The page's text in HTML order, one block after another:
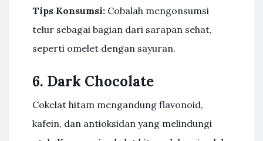
Tips Konsumsi: Cobalah mengonsumsi
telur sebagai bagian dari sarapan sehat,
seperti omelet dengan sayuran.
6. Dark Chocolate
Cokelat hitam mengandung flavonoid,
kafein, dan antioksidan yang melindungi